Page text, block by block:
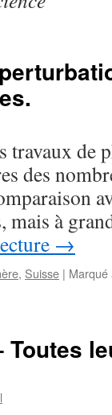
travaux de
des
à
→
, Suisse | Marqué
Toutes